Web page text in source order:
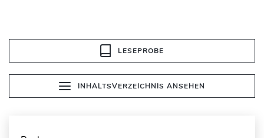
LESEPROBE
INHALTSVERZEICHNIS ANSEHEN